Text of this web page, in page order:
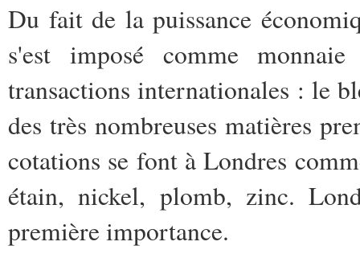
Du fait de la puissance
s'est imposé comme
transactions internationales : le
des très nombreuses matières
cotations se font à Londres
étain, nickel, plomb, zinc.
première importance.